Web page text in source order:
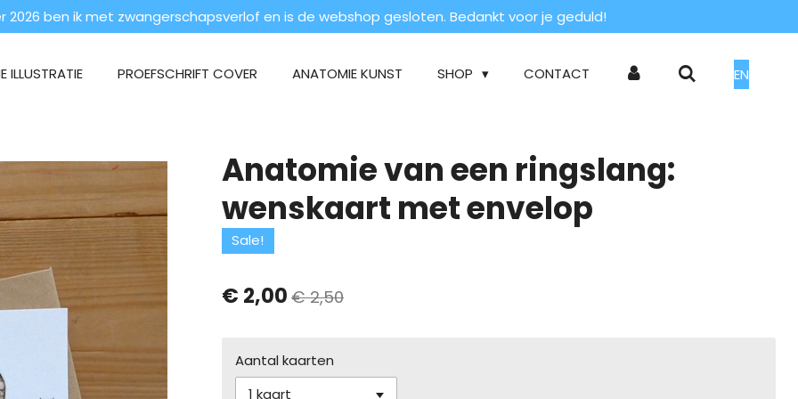
2026 ben ik met zwangerschapsverlof en is de webshop gesloten. Bedankt voor je geduld!
ILLUSTRATIE PROEFSCHRIFT COVER ANATOMIE KUNST SHOP CONTACT EN
Anatomie van een ringslang:
wenskaart met envelop
Sale!
€ 2,00 € 2,50
Aantal kaarten